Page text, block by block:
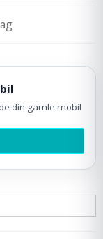
din gamle mobil